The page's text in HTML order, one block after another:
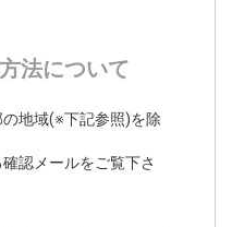
法について
地域(※下記参照)を除
認メールをご覧下さ